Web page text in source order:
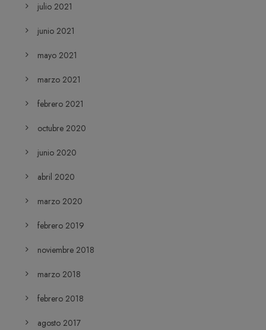
julio 2021
junio 2021
mayo 2021
marzo 2021
febrero 2021
octubre 2020
junio 2020
abril 2020
marzo 2020
febrero 2019
noviembre 2018
marzo 2018
febrero 2018
agosto 2017